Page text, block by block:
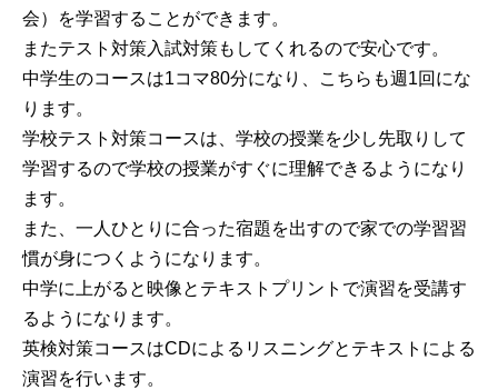
会）を学習することができます。
またテスト対策入試対策もしてくれるので安心です。
中学生のコースは1コマ80分になり、こちらも週1回にな
ります。
学校テスト対策コースは、学校の授業を少し先取りして
学習するので学校の授業がすぐに理解できるようになり
ます。
また、一人ひとりに合った宿題を出すので家での学習習
慣が身につくようになります。
中学に上がると映像とテキストプリントで演習を受講す
るようになります。
英検対策コースはCDによるリスニングとテキストによる
演習を行います。